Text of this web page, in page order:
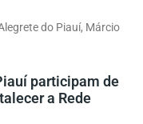
do Piauí, Márcio
participam de
a Rede